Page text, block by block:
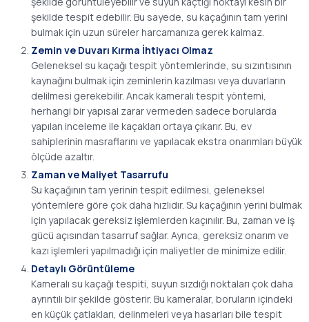
şekilde tespit edebilir. Bu sayede, su kaçağının tam yerini
bulmak için uzun süreler harcamanıza gerek kalmaz.
Zemin ve Duvarı Kırma İhtiyacı Olmaz
Geleneksel su kaçağı tespit yöntemlerinde, su sızıntısının
kaynağını bulmak için zeminlerin kazılması veya duvarların
delilmesi gerekebilir. Ancak kameralı tespit yöntemi,
herhangi bir yapısal zarar vermeden sadece borularda
yapılan inceleme ile kaçakları ortaya çıkarır. Bu, ev
sahiplerinin masraflarını ve yapılacak ekstra onarımları büyük
ölçüde azaltır.
Zaman ve Maliyet Tasarrufu
Su kaçağının tam yerinin tespit edilmesi, geleneksel
yöntemlere göre çok daha hızlıdır. Su kaçağının yerini bulmak
için yapılacak gereksiz işlemlerden kaçınılır. Bu, zaman ve iş
gücü açısından tasarruf sağlar. Ayrıca, gereksiz onarım ve
kazı işlemleri yapılmadığı için maliyetler de minimize edilir.
Detaylı Görüntüleme
Kameralı su kaçağı tespiti, suyun sızdığı noktaları çok daha
ayrıntılı bir şekilde gösterir. Bu kameralar, boruların içindeki
en küçük çatlakları, delinmeleri veya hasarları bile tespit